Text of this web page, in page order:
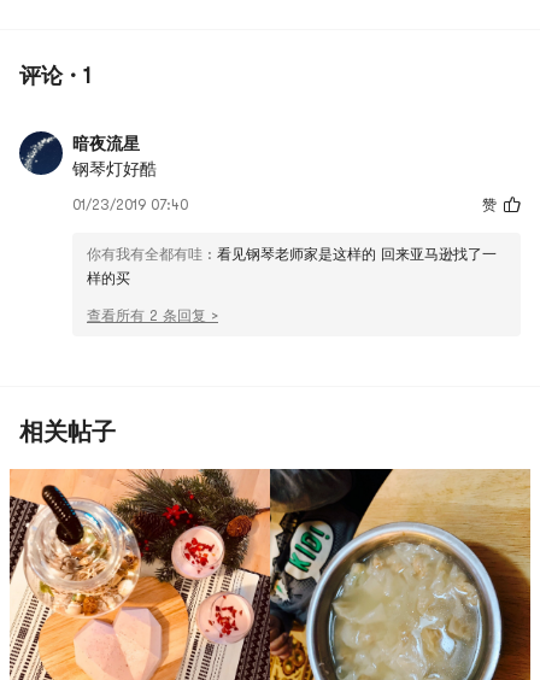
评论 · 1
暗夜流星
钢琴灯好酷
01/23/2019 07:40 赞
你有我有全都有哇 : 看见钢琴老师家是这样的 回来亚马逊找了一
样的买
查看所有 2 条回复 >
相关帖子